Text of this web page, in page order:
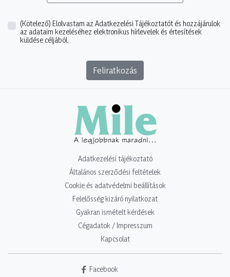
(Kötelező) Elolvastam az Adatkezelési Tájékoztatót és hozzájárulok
az adataim kezeléséhez elektronikus hírlevelek és értesítések
küldése céljából.
Feliratkozás
Adatkezelési tájékoztató
Általános szerződési feltételek
Cookie és adatvédelmi beállítások
Felelősség kizáró nyilatkozat
Gyakran ismételt kérdések
Cégadatok / Impresszum
Kapcsolat
Facebook